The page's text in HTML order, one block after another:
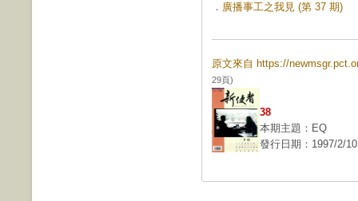
． 廣播事工之我見 (第 37 期)
原文來自 https://
29頁)
38
本期主題：EQ
發行日期：1997/2/10